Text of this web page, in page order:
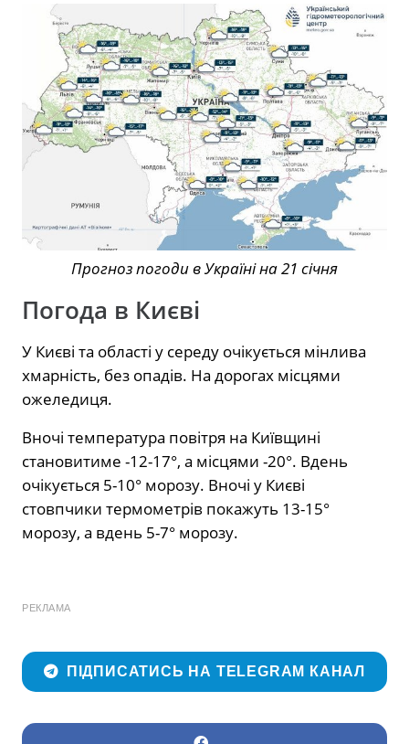
Прогноз погоди в Україні на 21 січня
Погода в Києві
У Києві та області у середу очікується мінлива
хмарність, без опадів. На дорогах місцями
ожеледиця.
Вночі температура повітря на Київщині
становитиме -12-17°, а місцями -20°. Вдень
очікується 5-10° морозу. Вночі у Києві
стовпчики термометрів покажуть 13-15°
морозу, а вдень 5-7° морозу.
РЕКЛАМА
ПІДПИСАТИСЬ НА TELEGRAM КАНАЛ